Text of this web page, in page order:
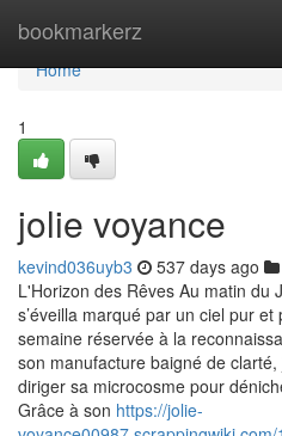
bookmarkerz
Home
Home
1
jolie voyance
kevind036uyb3 537 days ago
L'Horizon des Rêves Au matin du
s’éveilla marqué par un ciel pur
semaine réservée à la
son manufacture baigné de
diriger sa microcosme pour
Grâce à son https://jolie-